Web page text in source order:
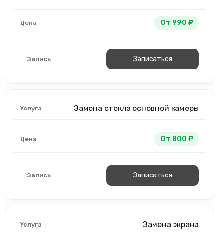
От 990 ₽
Записаться
Замена стекла основной камеры
От 800 ₽
Записаться
Замена экрана